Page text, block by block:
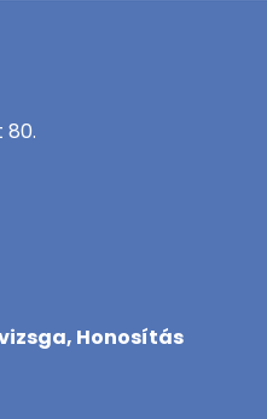
80.
Honosítás